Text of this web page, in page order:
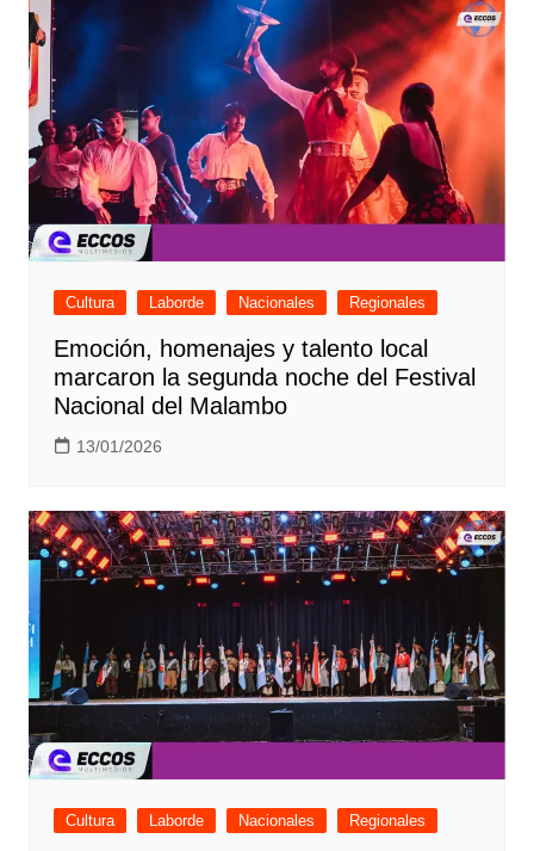
Cultura Laborde Nacionales Regionales
Emoción, homenajes y talento local
marcaron la segunda noche del Festival
Nacional del Malambo
13/01/2026
Cultura Laborde Nacionales Regionales